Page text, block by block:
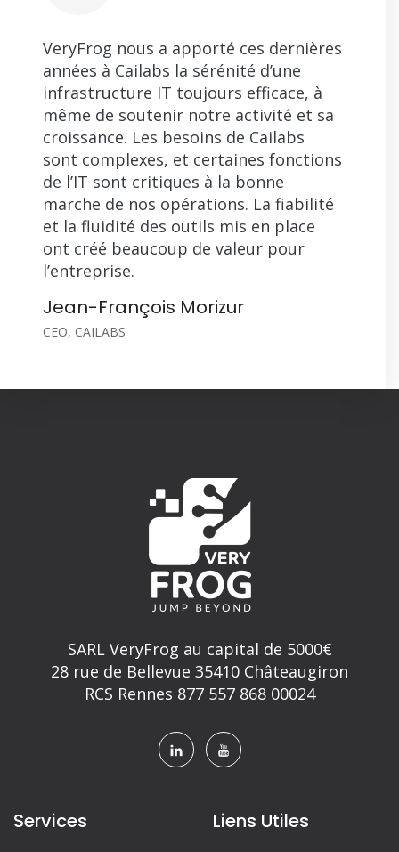
VeryFrog nous a apporté ces dernières
années à Cailabs la sérénité d’une
infrastructure IT toujours efficace, à
même de soutenir notre activité et sa
croissance. Les besoins de Cailabs
sont complexes, et certaines fonctions
de l’IT sont critiques à la bonne
marche de nos opérations. La fiabilité
et la fluidité des outils mis en place
ont créé beaucoup de valeur pour
l’entreprise.
Jean-François Morizur
CEO, CAILABS
SARL VeryFrog au capital de 5000€
28 rue de Bellevue 35410 Châteaugiron
RCS Rennes 877 557 868 00024
Services Liens Utiles